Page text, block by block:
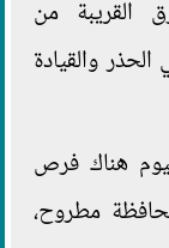
القريبة من
والقيادة
هناك فرص
مطروح،